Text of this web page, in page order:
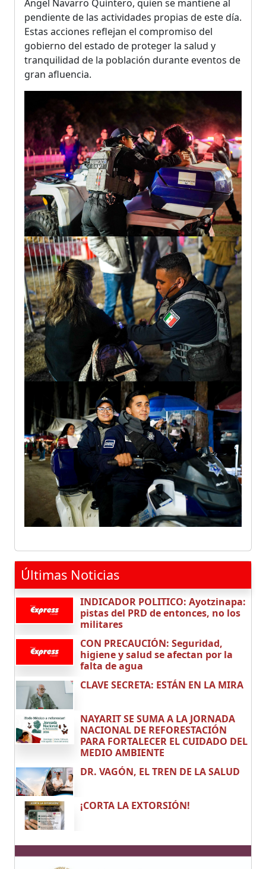
Ángel Navarro Quintero, quien se mantiene al
pendiente de las actividades propias de este día.
Estas acciones reflejan el compromiso del
gobierno del estado de proteger la salud y
tranquilidad de la población durante eventos de
gran afluencia.
Últimas Noticias
INDICADOR POLITICO: Ayotzinapa:
pistas del PRD de entonces, no los
militares
CON PRECAUCIÓN: Seguridad,
higiene y salud se afectan por la
falta de agua
CLAVE SECRETA: ESTÁN EN LA MIRA
NAYARIT SE SUMA A LA JORNADA
NACIONAL DE REFORESTACIÓN
PARA FORTALECER EL CUIDADO DEL
MEDIO AMBIENTE
DR. VAGÓN, EL TREN DE LA SALUD
¡CORTA LA EXTORSIÓN!